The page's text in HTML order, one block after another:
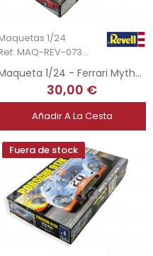
1/24
Ref: MAQ-REV-07342
Maqueta 1/24 - Ferrari Mythos by Pininfarina
30,00 €
Añadir A La Cesta
Fuera de stock